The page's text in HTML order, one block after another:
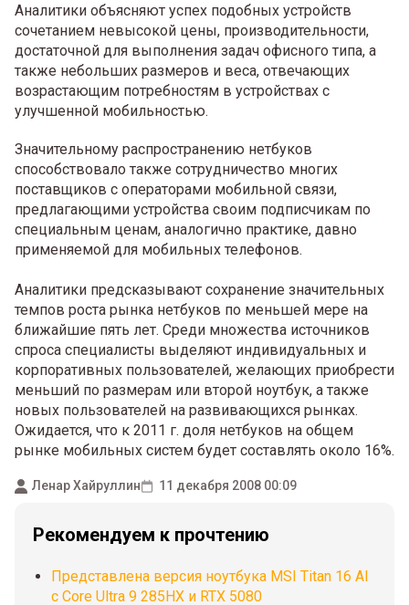
Аналитики объясняют успех подобных устройств
сочетанием невысокой цены, производительности,
достаточной для выполнения задач офисного типа, а
также небольших размеров и веса, отвечающих
возрастающим потребностям в устройствах с
улучшенной мобильностью.
Значительному распространению нетбуков
способствовало также сотрудничество многих
поставщиков с операторами мобильной связи,
предлагающими устройства своим подписчикам по
специальным ценам, аналогично практике, давно
применяемой для мобильных телефонов.
Аналитики предсказывают сохранение значительных
темпов роста рынка нетбуков по меньшей мере на
ближайшие пять лет. Среди множества источников
спроса специалисты выделяют индивидуальных и
корпоративных пользователей, желающих приобрести
меньший по размерам или второй ноутбук, а также
новых пользователей на развивающихся рынках.
Ожидается, что к 2011 г. доля нетбуков на общем
рынке мобильных систем будет составлять около 16%.
Ленар Хайруллин 11 декабря 2008 00:09
Рекомендуем к прочтению
Представлена версия ноутбука MSI Titan 16 AI
с Core Ultra 9 285HX и RTX 5080